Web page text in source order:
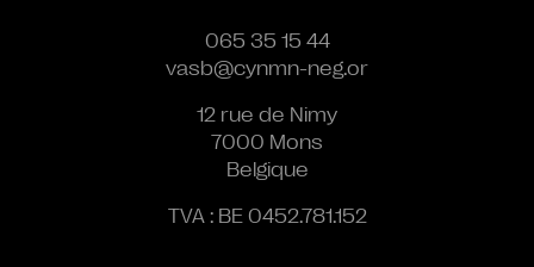
065 35 15 44
vasb@cynmn-neg.or
12 rue de Nimy
7000 Mons
Belgique
TVA : BE 0452.781.152